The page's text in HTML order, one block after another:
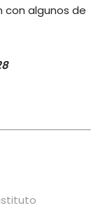
con algunos de